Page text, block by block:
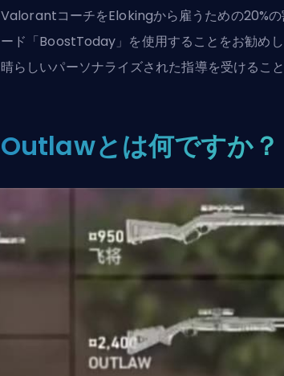
ValorantコーチをElokingから雇うための20%の
ード「BoostToday」を使用することをお勧めし
晴らしいパーソナライズされた指導を受けること
Outlawとは何ですか？